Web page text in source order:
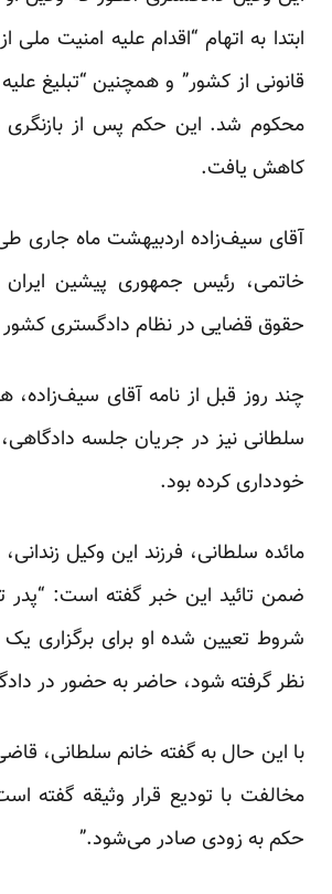
ابتدا به اتهام “اقدام علیه امنیت
محکوم شد. این حکم پس از بازنگری
کاهش یافت.
آقای سیف‌زاده اردبیهشت ماه جاری
خاتمی، رئیس جمهوری پیشین
حقوق قضایی در نظام دادگستری
چند روز قبل از نامه آقای سیف‌زاده،
سلطانی نیز در جریان جلسه دادگاهی،
خودداری کرده بود.
مائده سلطانی، فرزند این وکیل
ضمن تائید این خبر گفته است: “پدر
شروط تعیین شده او برای برگزاری یک
نظر گرفته شود، حاضر به حضور در
با این حال به گفته خانم سلطانی،
مخالفت با تودیع قرار وثیقه گفته
حکم به زودی صادر می‌شود.”